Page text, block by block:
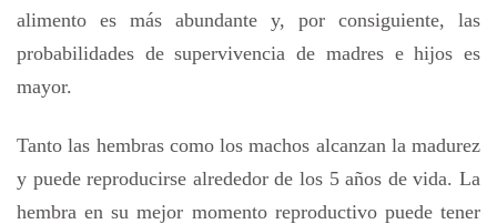
alimento es más abundante y, por consiguiente, las
probabilidades de supervivencia de madres e hijos es
mayor.
Tanto las hembras como los machos alcanzan la madurez
y puede reproducirse alrededor de los 5 años de vida. La
hembra en su mejor momento reproductivo puede tener